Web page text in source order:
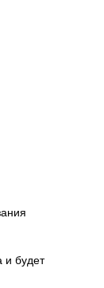
и будет